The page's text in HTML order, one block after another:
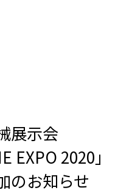
展示会
EXPO 2020」
のお知らせ